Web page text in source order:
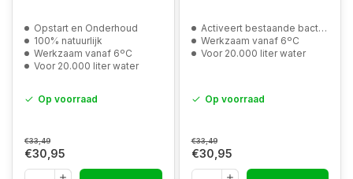
Opstart en Onderhoud
100% natuurlijk
Werkzaam vanaf 6ºC
Voor 20.000 liter water
Op voorraad
€33,49
€30,95
Activeert bestaande bacteriën in de vijver en het filter
Werkzaam vanaf 6ºC
Voor 20.000 liter water
Op voorraad
€33,49
€30,95